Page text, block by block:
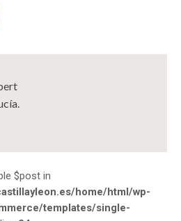
$post in
home/html/wp-
templates/single-